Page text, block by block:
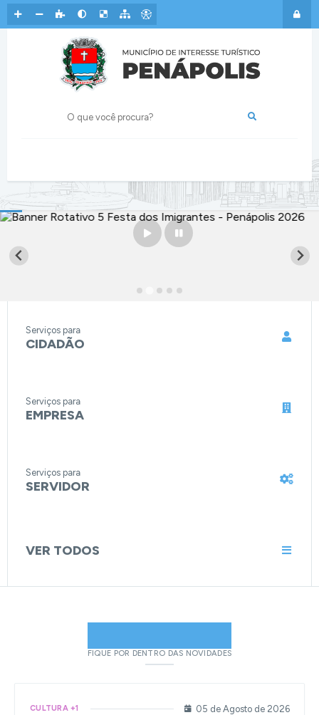
CIDADÃO
Serviços para
EMPRESA
Serviços para
SERVIDOR
Serviços para
VER TODOS
FIQUE POR DENTRO DAS NOVIDADES
05 de Agosto de 2026
CULTURA +1